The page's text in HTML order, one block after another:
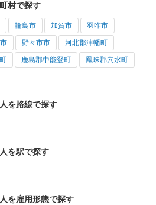
村で探す
輪島市 加賀市 羽咋市
野々市市 河北郡津幡町
鹿島郡中能登町 鳳珠郡穴水町
を路線で探す
を駅で探す
を雇用形態で探す